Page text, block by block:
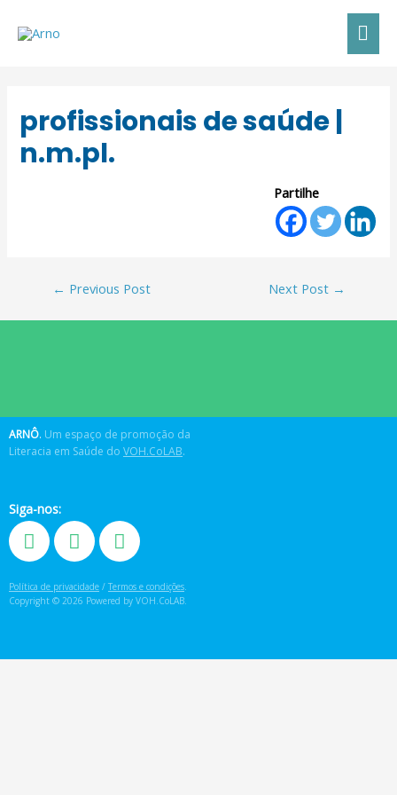
profissionais de saúde |
n.m.pl.
Partilhe
← Previous Post Next Post →
ARNÔ. Um espaço de promoção da
Literacia em Saúde do VOH.CoLAB.
Siga-nos:
Política de privacidade / Termos e condições.
Copyright © 2026 Powered by VOH.CoLAB.